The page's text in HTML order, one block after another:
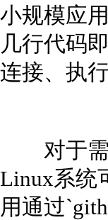
小规模应
几行代码
连接、执
对于需
Linux系统
用通过